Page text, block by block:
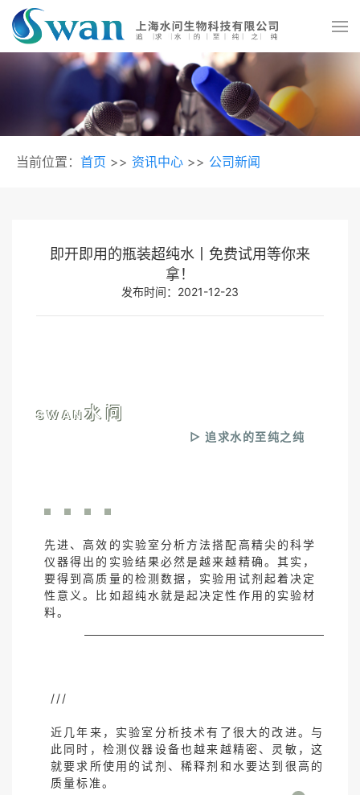
当前位置： 首页 >> 资讯中心 >> 公司新闻
即开即用的瓶装超纯水丨免费试用等你来
拿！
发布时间：2021-12-23
S W A N水 问
▷ 追求水的至纯之纯
先进、高效的实验室分析方法搭配高精尖的科学
仪器得出的实验结果必然是越来越精确。其实，
要得到高质量的检测数据，实验用试剂起着决定
性意义。比如超纯水就是起决定性作用的实验材
料。
///
近几年来，实验室分析技术有了很大的改进。与
此同时，检测仪器设备也越来越精密、灵敏，这
就要求所使用的试剂、稀释剂和水要达到很高的
质量标准。